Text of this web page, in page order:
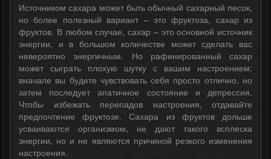
Источником сахара может быть обычный сахарный песок,
но более полезный вариант – это фруктоза, сахар из
фруктов. В любом случае, сахар – это основной источник
энергии, и в большом количестве может сделать вас
невероятно энергичным. Но рафинированный сахар
может сыграть плохую шутку с вашим настроением:
вначале вы будете чувствовать себя просто отлично, но
затем последует апатичное состояние и депрессия.
Чтобы избежать перепадов настроения, отдавайте
предпочтение фруктозе. Сахара из фруктов дольше
усваиваются организмом, не дают такого всплеска
энергии, но и не являются причиной резкого изменения
настроения.